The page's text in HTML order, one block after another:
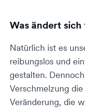
Was ändert sich
Natürlich ist es
reibungslos und
gestalten.
Verschmelzung
Veränderung, die